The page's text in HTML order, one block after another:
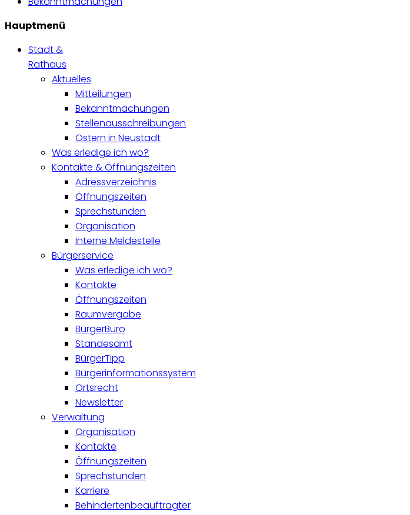
Hauptmenü
Stadt &
Rathaus
Aktuelles
Mitteilungen
Bekanntmachungen
Stellenausschreibungen
Ostern in Neustadt
Was erledige ich wo?
Kontakte & Öffnungszeiten
Adressverzeichnis
Öffnungszeiten
Sprechstunden
Organisation
Interne Meldestelle
Bürgerservice
Was erledige ich wo?
Kontakte
Öffnungszeiten
Raumvergabe
BürgerBüro
Standesamt
BürgerTipp
Bürgerinformationssystem
Ortsrecht
Newsletter
Verwaltung
Organisation
Kontakte
Öffnungszeiten
Sprechstunden
Karriere
Behindertenbeauftragter